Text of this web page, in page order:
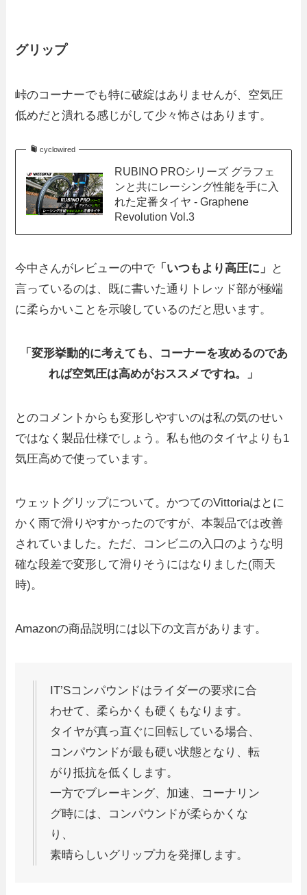
グリップ
峠のコーナーでも特に破綻はありませんが、空気圧
低めだと潰れる感じがして少々怖さはあります。
cyclowired
RUBINO PROシリーズ グラフェ
ンと共にレーシング性能を手に入
れた定番タイヤ - Graphene
Revolution Vol.3
今中さんがレビューの中で 「いつもより高圧に」
と
言っているのは、既に書いた通りトレッド部が極端
に柔らかいことを示唆しているのだと思います。
「変形挙動的に考えても、コーナーを攻めるのであ
れば空気圧は高めがおススメですね。」
とのコメントからも変形しやすいのは私の気のせい
ではなく製品仕様でしょう。私も他のタイヤよりも1
気圧高めで使っています。
ウェットグリップについて。かつてのVittoriaはとに
かく雨で滑りやすかったのですが、本製品では改善
されていました。ただ、コンビニの入口のような明
確な段差で変形して滑りそうにはなりました(雨天
時)。
Amazonの商品説明には以下の文言があります。
IT’Sコンパウンドはライダーの要求に合
わせて、柔らかくも硬くもなります。
タイヤが真っ直ぐに回転している場合、
コンパウンドが最も硬い状態となり、転
がり抵抗を低くします。
一方でブレーキング、加速、コーナリン
グ時には、コンパウンドが柔らかくな
り、
素晴らしいグリップ力を発揮します。